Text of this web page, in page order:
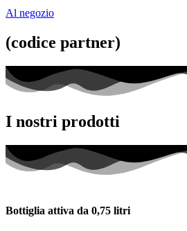
Al negozio
(codice partner)
I nostri prodotti
Bottiglia attiva da 0,75 litri